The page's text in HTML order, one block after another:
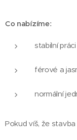
Co nabízíme:
stabilní
férové a
normální
Pokud víš, že